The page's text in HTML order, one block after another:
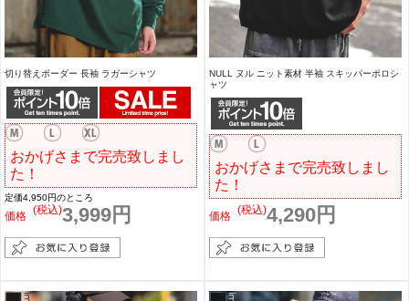
切り替えボーダー 長袖 ラガーシャツ
おかげさまで完売致しまし
た！
定価4,950円のところ
価格 3,999円
(税込)
NULL ヌル ニット素材 半袖 スキッパーポロシ
ャツ
おかげさまで完売致しまし
た！
価格 4,290円
(税込)